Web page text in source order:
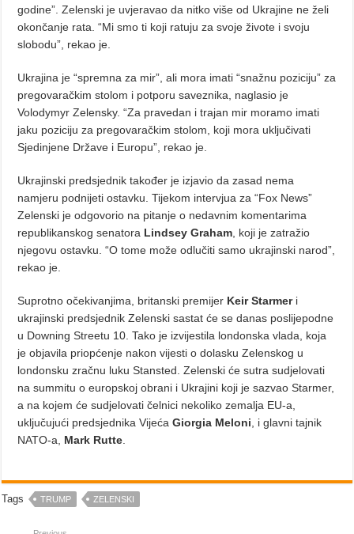
godine”. Zelenski je uvjeravao da nitko više od Ukrajine ne želi
okončanje rata. “Mi smo ti koji ratuju za svoje živote i svoju
slobodu”, rekao je.
Ukrajina je “spremna za mir”, ali mora imati “snažnu poziciju” za
pregovaračkim stolom i potporu saveznika, naglasio je
Volodymyr Zelensky. “Za pravedan i trajan mir moramo imati
jaku poziciju za pregovaračkim stolom, koji mora uključivati ​​
Sjedinjene Države i Europu”, rekao je.
Ukrajinski predsjednik također je izjavio da zasad nema
namjeru podnijeti ostavku. Tijekom intervjua za “Fox News”
Zelenski je odgovorio na pitanje o nedavnim komentarima
republikanskog senatora Lindsey Graham, koji je zatražio
njegovu ostavku. “O tome može odlučiti samo ukrajinski narod”,
rekao je.
Suprotno očekivanjima, britanski premijer Keir Starmeri
ukrajinski predsjednik Zelenski sastat će se danas poslijepodne
u Downing Streetu 10. Tako je izvijestila londonska vlada, koja
je objavila priopćenje nakon vijesti o dolasku Zelenskog u
londonsku zračnu luku Stansted. Zelenski će sutra sudjelovati
na summitu o europskoj obrani i Ukrajini koji je sazvao Starmer,
a na kojem će sudjelovati čelnici nekoliko zemalja EU-a,
uključujući predsjednika VijećaGiorgia Meloni, i glavni tajnik
NATO-a, Mark Rutte.
Tags TRUMP ZELENSKI